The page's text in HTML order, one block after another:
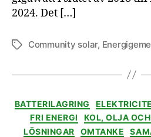
2024. Det […]
EtiketterCommunity solar,
BATTERILAGRING
FRI ENERGI
KOL, OLJA
LÖSNINGAR
OMTANKE